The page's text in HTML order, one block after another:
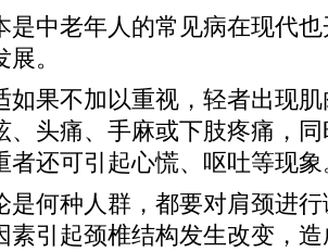
中老年人的常见病在现代也
。
果不加以重视，轻者出现肌
、头痛、手麻或下肢疼痛，
者还可引起心慌、呕吐等现象
何种人群，都要对肩颈进行
素引起颈椎结构发生改变，